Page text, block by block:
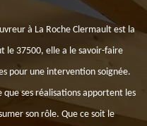
à La Roche Clermault est la
le 37500, elle a le savoir-faire
pour une intervention soignée.
que ses réalisations apportent les
son rôle. Que ce soit le